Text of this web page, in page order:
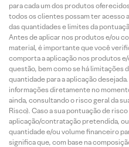
para cada um dos produtos
todos os clientes possam ter acesso
das quantidades e limites da
Antes de aplicar nos produtos e/ou
material, é importante que você
comporta a aplicação nos produtos
questão, bem como se há limitações
quantidade para a aplicação
informações diretamente no
ainda, consultando o risco geral da
Risco). Caso a sua pontuação de
aplicação/contratação pretendida,
quantidade e/ou volume financeiro
significa que, com base na